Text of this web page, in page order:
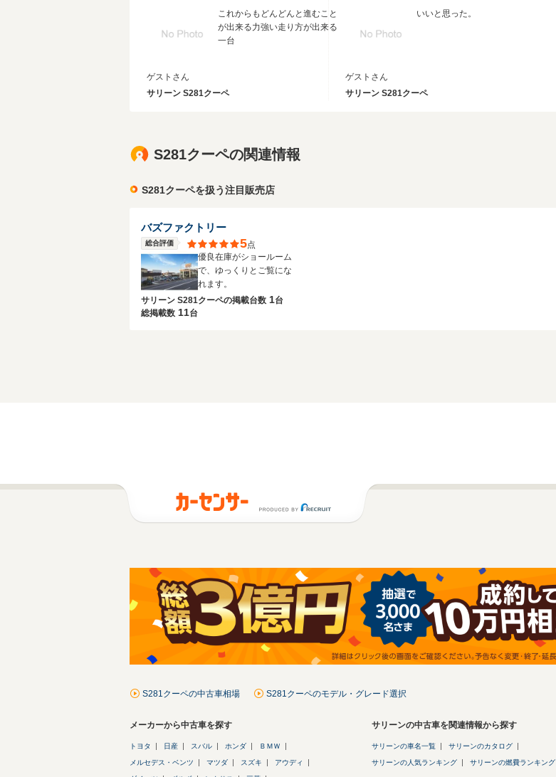
これからもどんどんと進むこと
が出来る力強い走り方が出来る
一台
ゲストさん
サリーン S281クーペ
いいと思った。
ゲストさん
サリーン S281クーペ
S281クーペの関連情報
S281クーペを扱う注目販売店
バズファクトリー
総合評価 5点
優良在庫がショールーム
で、ゆっくりとご覧にな
れます。
サリーン S281クーペの掲載台数 1台
総掲載数 11台
S281クーペの中古車相場 S281クーペのモデル・グレード選択
メーカーから中古車を探す
トヨタ 日産 スバル ホンダ ＢＭＷ
メルセデス・ベンツ マツダ スズキ アウディ
サリーンの中古車を関連情報から探す
サリーンの車名一覧 サリーンのカタログ
サリーンの人気ランキング サリーンの燃費ランキング